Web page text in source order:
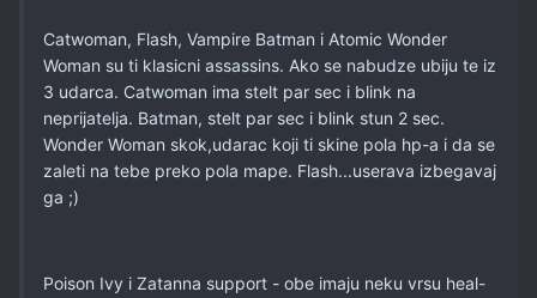
Catwoman, Flash, Vampire Batman i Atomic Wonder
Woman su ti klasicni assassins. Ako se nabudze ubiju te iz
3 udarca. Catwoman ima stelt par sec i blink na
neprijatelja. Batman, stelt par sec i blink stun 2 sec.
Wonder Woman skok,udarac koji ti skine pola hp-a i da se
zaleti na tebe preko pola mape. Flash...userava izbegavaj
ga ;)
Poison Ivy i Zatanna support - obe imaju neku vrsu heal-